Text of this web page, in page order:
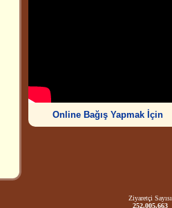
Online Bağış Yapmak İçin
Ziyaretçi Sayısı
252.005.663